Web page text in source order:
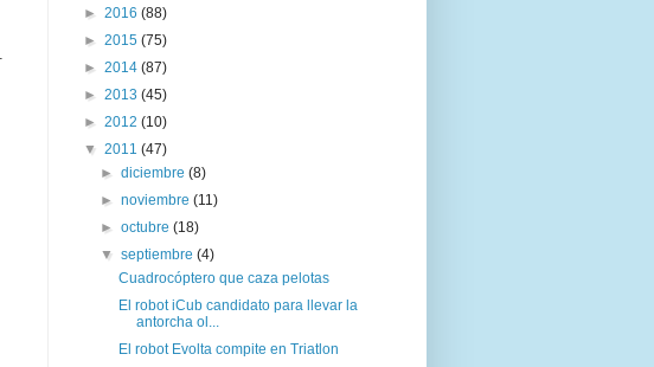
► 2016 (88)
► 2015 (75)
► 2014 (87)
► 2013 (45)
► 2012 (10)
▼ 2011 (47)
►diciembre(8)
►noviembre(11)
►octubre(18)
▼septiembre(4)
Cuadrocóptero que caza pelotas
El robot iCub candidato para llevar la
antorcha ol...
El robot Evolta compite en Triatlon